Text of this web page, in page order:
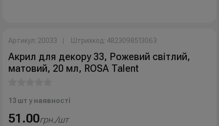
Артикул: 20033 Штрихкод: 4823098513063
Акрил для декору 33, Рожевий свiтлий,
матовий, 20 мл, ROSA Talent
13 шт у наявності
51.00грн./шт